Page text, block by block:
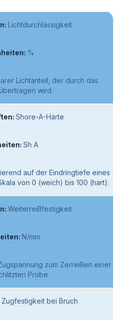
Lichtdurchlässigkeit
%
Lichtanteil, der durch das
wird.
Shore-A-Härte
Sh A
auf der Eindringtiefe eines
von 0 (weich) bis 100 (hart).
Weiterreißfestigkeit
N/mm
zum Zerreißen einer
Probe.
Zugfestigkeit bei Bruch